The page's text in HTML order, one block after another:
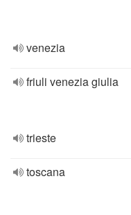
venezia
friuli venezia giulia
trieste
toscana